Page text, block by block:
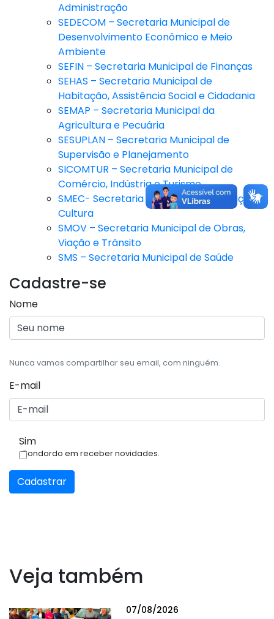
Administração
SEDECOM – Secretaria Municipal de
Desenvolvimento Econômico e Meio
Ambiente
SEFIN – Secretaria Municipal de Finanças
SEHAS – Secretaria Municipal de
Habitação, Assistência Social e Cidadania
SEMAP – Secretaria Municipal da
Agricultura e Pecuária
SESUPLAN – Secretaria Municipal de
Supervisão e Planejamento
SICOMTUR – Secretaria Municipal de
Comércio, Indústria e Turismo
SMEC- Secretaria Municipal de Educação e
Cultura
SMOV – Secretaria Municipal de Obras,
Viação e Trânsito
SMS – Secretaria Municipal de Saúde
Cadastre-se
Nome
Nunca vamos compartilhar seu email, com ninguém.
E-mail
Sim
Condordo em receber novidades.
Cadastrar
Veja também
07/08/2026